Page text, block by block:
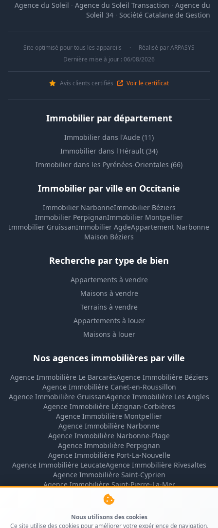
Nous utilisons des cookies
Ce site utilise des cookies pour améliorer votre expérience de navigation,
Agence du Soleil · Agence du Soleil Transaction · Agence du
Soleil 34 · Société Catalane de Gestion
Site optimisé pour tous les appareils · Réalisé parARPASYS
Dernière mise à jour : 06/08/2026
Avis clients certifiés Voir le certificat
Immobilier par département
Immobilier dans l'Aude (11)
Immobilier dans l'Hérault (34)
Immobilier dans les Pyrénées-Orientales (66)
Immobilier par ville en Occitanie
Immobilier NarbonneImmobilier Béziers
Immobilier PerpignanImmobilier Montpellier
Immobilier GruissanImmobilier AgdeAppartement Narbonne
Maison Béziers
Recherche par type de bien
Appartements à vendre
Maisons à vendre
Terrains à vendre
Appartements à louer
Maisons à louer
Nos agences immobilières par ville
Agence Immobilière Le BarcarèsAgence Immobilière Béziers
Agence Immobilière Canet-en-Roussillon
Agence Immobilière GruissanAgence Immobilière Les Angles
Agence Immobilière Lézignan-Corbières
Agence Immobilière Montpellier
Agence Immobilière Narbonne
Agence Immobilière Narbonne-Plage
Agence Immobilière Perpignan
Agence Immobilière Port-La-Nouvelle
Agence Immobilière LeucateAgence Immobilière Rivesaltes
Agence Immobilière Saint-Cyprien
Agence Immobilière Saint-Pierre-La-Mer
Agence Immobilière Valras-Plage